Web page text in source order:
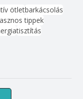
ötletbarkácsolás
tippek
tisztítás